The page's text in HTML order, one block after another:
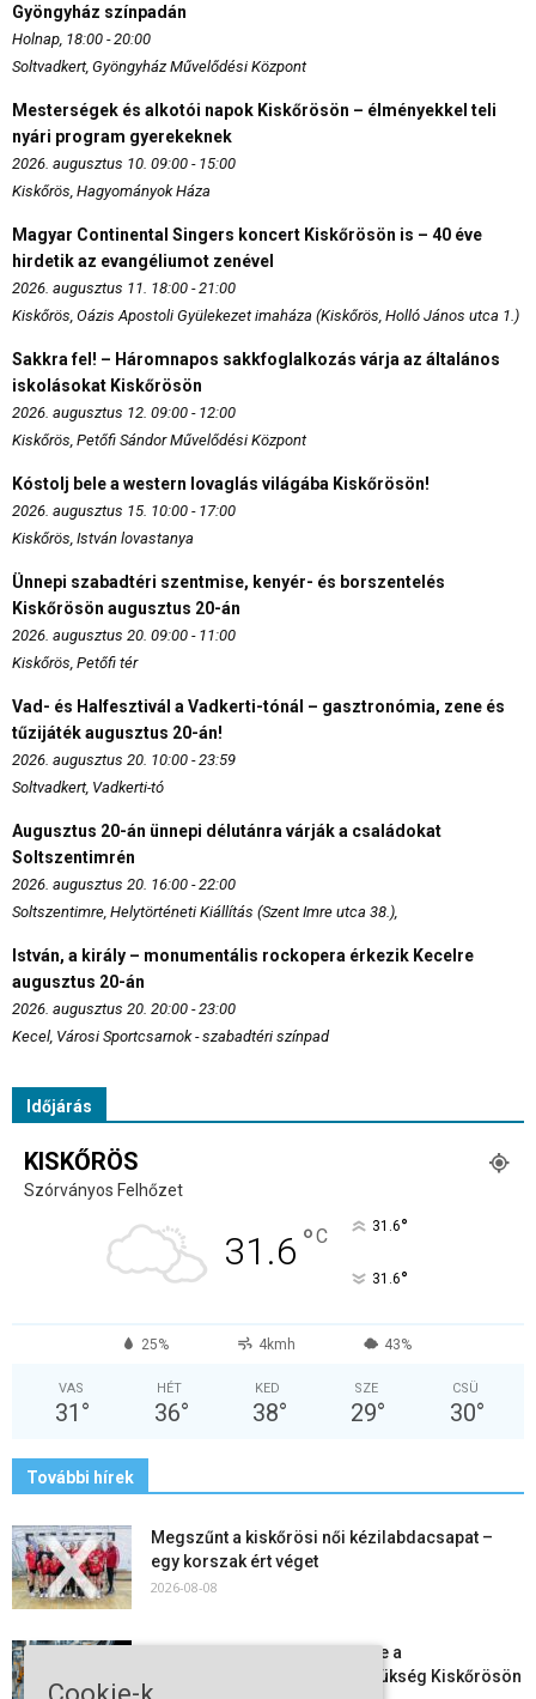
Gyöngyház színpadán
Holnap, 18:00 - 20:00
Soltvadkert, Gyöngyház Művelődési Központ
Mesterségek és alkotói napok Kiskőrösön – élményekkel teli
nyári program gyerekeknek
2026. augusztus 10. 09:00 - 15:00
Kiskőrös, Hagyományok Háza
Magyar Continental Singers koncert Kiskőrösön is – 40 éve
hirdetik az evangéliumot zenével
2026. augusztus 11. 18:00 - 21:00
Kiskőrös, Oázis Apostoli Gyülekezet imaháza (Kiskőrös, Holló János utca 1.)
Sakkra fel! – Háromnapos sakkfoglalkozás várja az általános
iskolásokat Kiskőrösön
2026. augusztus 12. 09:00 - 12:00
Kiskőrös, Petőfi Sándor Művelődési Központ
Kóstolj bele a western lovaglás világába Kiskőrösön!
2026. augusztus 15. 10:00 - 17:00
Kiskőrös, István lovastanya
Ünnepi szabadtéri szentmise, kenyér- és borszentelés
Kiskőrösön augusztus 20-án
2026. augusztus 20. 09:00 - 11:00
Kiskőrös, Petőfi tér
Vad- és Halfesztivál a Vadkerti-tónál – gasztronómia, zene és
tűzijáték augusztus 20-án!
2026. augusztus 20. 10:00 - 23:59
Soltvadkert, Vadkerti-tó
Augusztus 20-án ünnepi délutánra várják a családokat
Soltszentimrén
2026. augusztus 20. 16:00 - 22:00
Soltszentimre, Helytörténeti Kiállítás (Szent Imre utca 38.),
István, a király – monumentális rockopera érkezik Kecelre
augusztus 20-án
2026. augusztus 20. 20:00 - 23:00
Kecel, Városi Sportcsarnok - szabadtéri színpad
Időjárás
KISKŐRÖS
Szórványos Felhőzet
31.6 °C 31.6°
31.6°
25% 4kmh 43%
VAS
31 °
HÉT
36°
KED
38°
SZE
29°
CSÜ
30°
További hírek
Megszűnt a kiskőrösi női kézilabdacsapat –
egy korszak ért véget
2026-08-08
Aktuális állásajánlatok: ezekre a
munkavállalókra van most szükség Kiskőrösön